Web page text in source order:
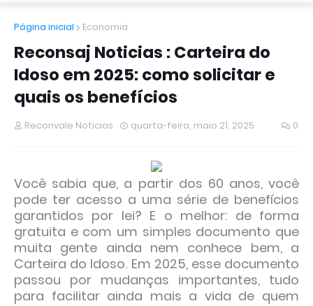
Página inicial Economia
Reconsaj Noticias : Carteira do
Idoso em 2025: como solicitar e
quais os benefícios
Reconvale Noticias quarta-feira, maio 21, 2025 0
Você sabia que, a partir dos 60 anos, você
pode ter acesso a uma série de benefícios
garantidos por lei? E o melhor: de forma
gratuita e com um simples documento que
muita gente ainda nem conhece bem, a
Carteira do Idoso. Em 2025, esse documento
passou por mudanças importantes, tudo
para facilitar ainda mais a vida de quem